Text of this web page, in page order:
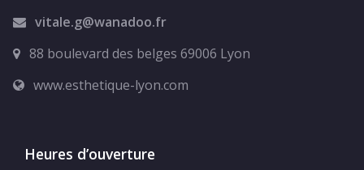
vitale.g@wanadoo.fr
88 boulevard des belges 69006 Lyon
www.esthetique-lyon.com
Heures d’ouverture